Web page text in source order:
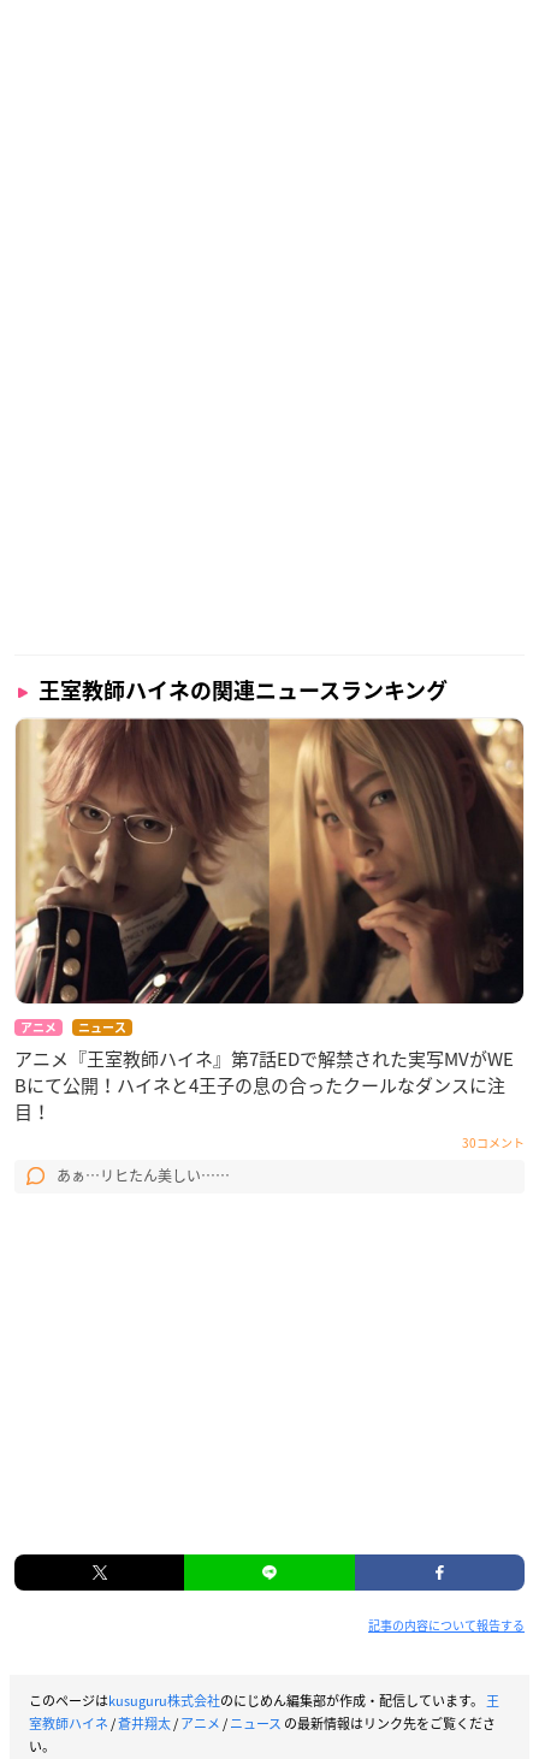
王室教師ハイネの関連ニュースランキング
アニメ ニュース
アニメ『王室教師ハイネ』第7話EDで解禁された実写MVがWE
Bにて公開！ハイネと4王子の息の合ったクールなダンスに注
目！
30コメント
あぁ…リヒたん美しい……
記事の内容について報告する
このページはkusuguru株式会社のにじめん編集部が作成・配信しています。 王
室教師ハイネ/蒼井翔太/アニメ/ニュース の最新情報はリンク先をご覧くださ
い。